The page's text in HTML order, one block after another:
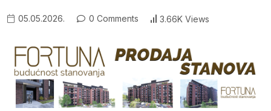
05.05.2026. 0 Comments 3.66K Views